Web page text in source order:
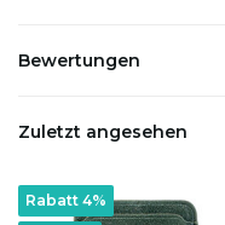
Bewertungen
Zuletzt angesehen
Rabatt 4%